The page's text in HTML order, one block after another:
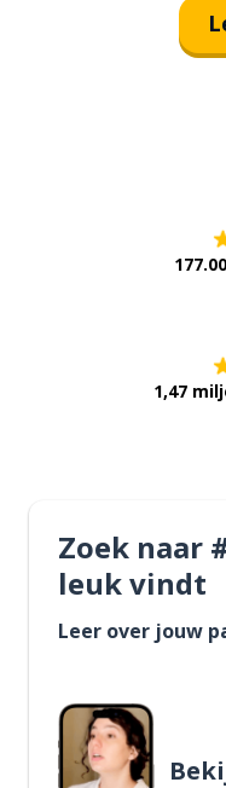
1,47
Zoek naar
leuk vindt
Leer over jouw